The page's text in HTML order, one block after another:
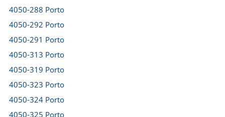
4050-288 Porto
4050-292 Porto
4050-291 Porto
4050-313 Porto
4050-319 Porto
4050-323 Porto
4050-324 Porto
4050-325 Porto